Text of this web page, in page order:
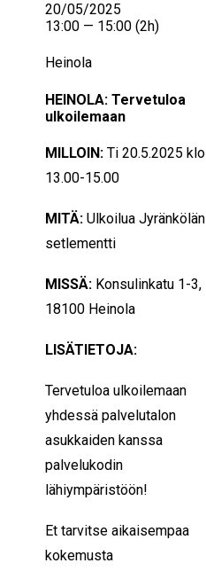
HEINOLA: Tervetuloa
ulkoilemaan
MILLOIN: Ti 20.5.2025 klo
13.00-15.00
MITÄ: Ulkoilua Jyränkölän
setlementti
MISSÄ: Konsulinkatu 1-3,
18100 Heinola
LISÄTIETOJA:
Tervetuloa ulkoilemaan
yhdessä palvelutalon
asukkaiden kanssa
palvelukodin
lähiympäristöön!
Et tarvitse aikaisempaa
kokemusta
20/05/2025
13:00 — 15:00 (2h)
Heinola